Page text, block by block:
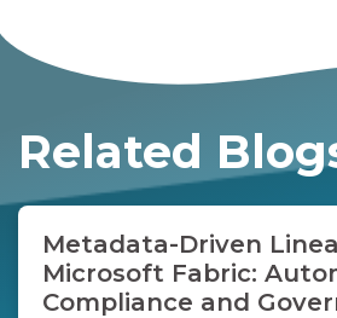
AnalyticsCreator lassen
Related
Metadata-Driven
Microsoft Fabric:
Compliance and